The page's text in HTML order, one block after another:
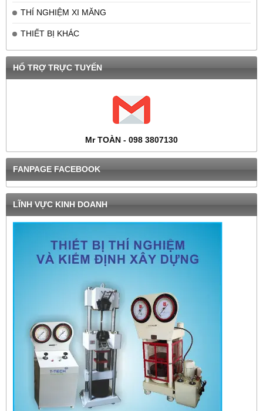
THÍ NGHIỆM XI MĂNG
THIẾT BỊ KHÁC
HỔ TRỢ TRỰC TUYẾN
Mr TOÀN - 098 3807130
FANPAGE FACEBOOK
LĨNH VỰC KINH DOANH